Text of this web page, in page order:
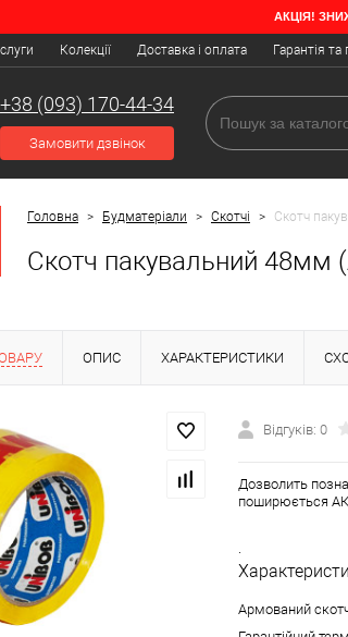
АКЦІЯ!
Колекції Доставка і оплата Гарантія
+38 (093) 170-44-34
Замовити дзвінок
Головна > Будматеріали > Скотчі > Скотч
Скотч пакувальний 48мм
ОПИС ХАРАКТЕРИСТИКИ
Відгуків: 0
Дозволить
поширюється
Армований